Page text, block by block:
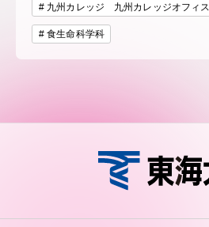
九州カレッジ 九州カレッジオフィス
食生命科学科